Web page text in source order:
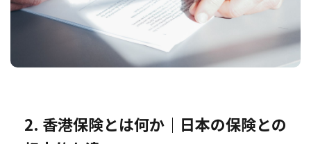
2. 香港保険とは何か｜日本の保険との